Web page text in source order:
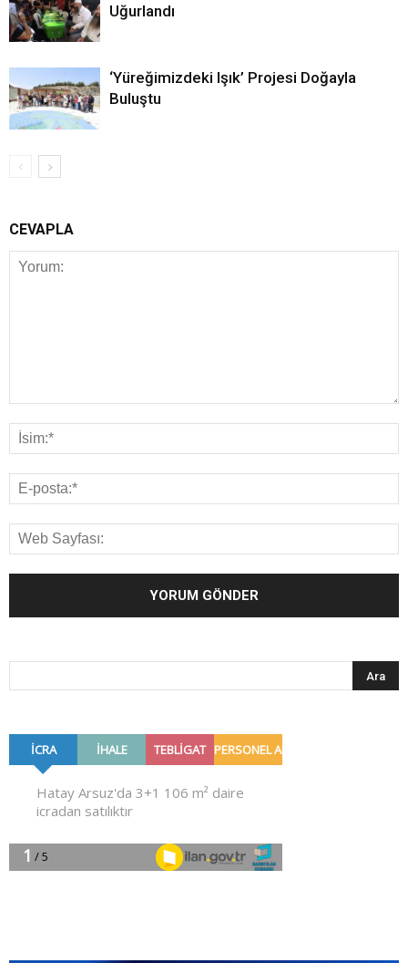
Uğurlandı
‘Yüreğimizdeki Işık’ Projesi Doğayla
Buluştu
CEVAPLA